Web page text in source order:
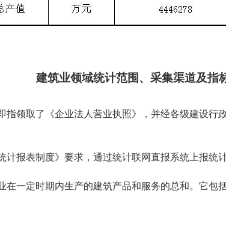
建筑业领域统计范围、采集渠道及指
领取了《企业法人营业执照》，并经各级建设行
报表制度》要求，通过统计联网直报系统上报统计
一定时期内生产的建筑产品和服务的总和。它包